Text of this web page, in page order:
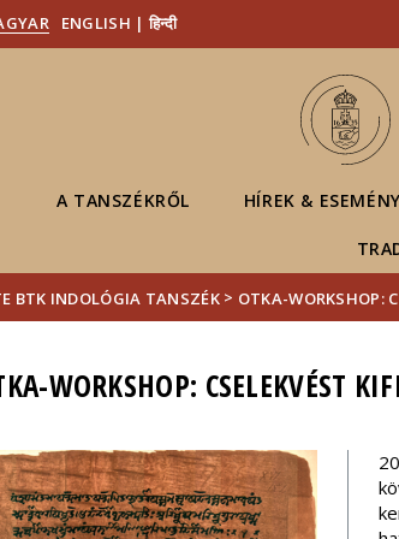
ENGLISH | हिन्दी
A TANSZÉKRŐL HÍREK &
BTK INDOLÓGIA TANSZÉK > OTKA-WORKSHOP:
WORKSHOP: CSELEKVÉST